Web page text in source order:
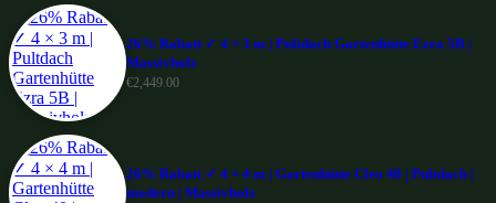
26% Rabatt ✓ 4 × 3 m | Pultdach Gartenhütte Ezra 5B |
Massivholz
€2,449.00
26% Rabatt ✓ 4 × 4 m | Gartenhütte Cleo 40 | Pultdach |
modern | Massivholz